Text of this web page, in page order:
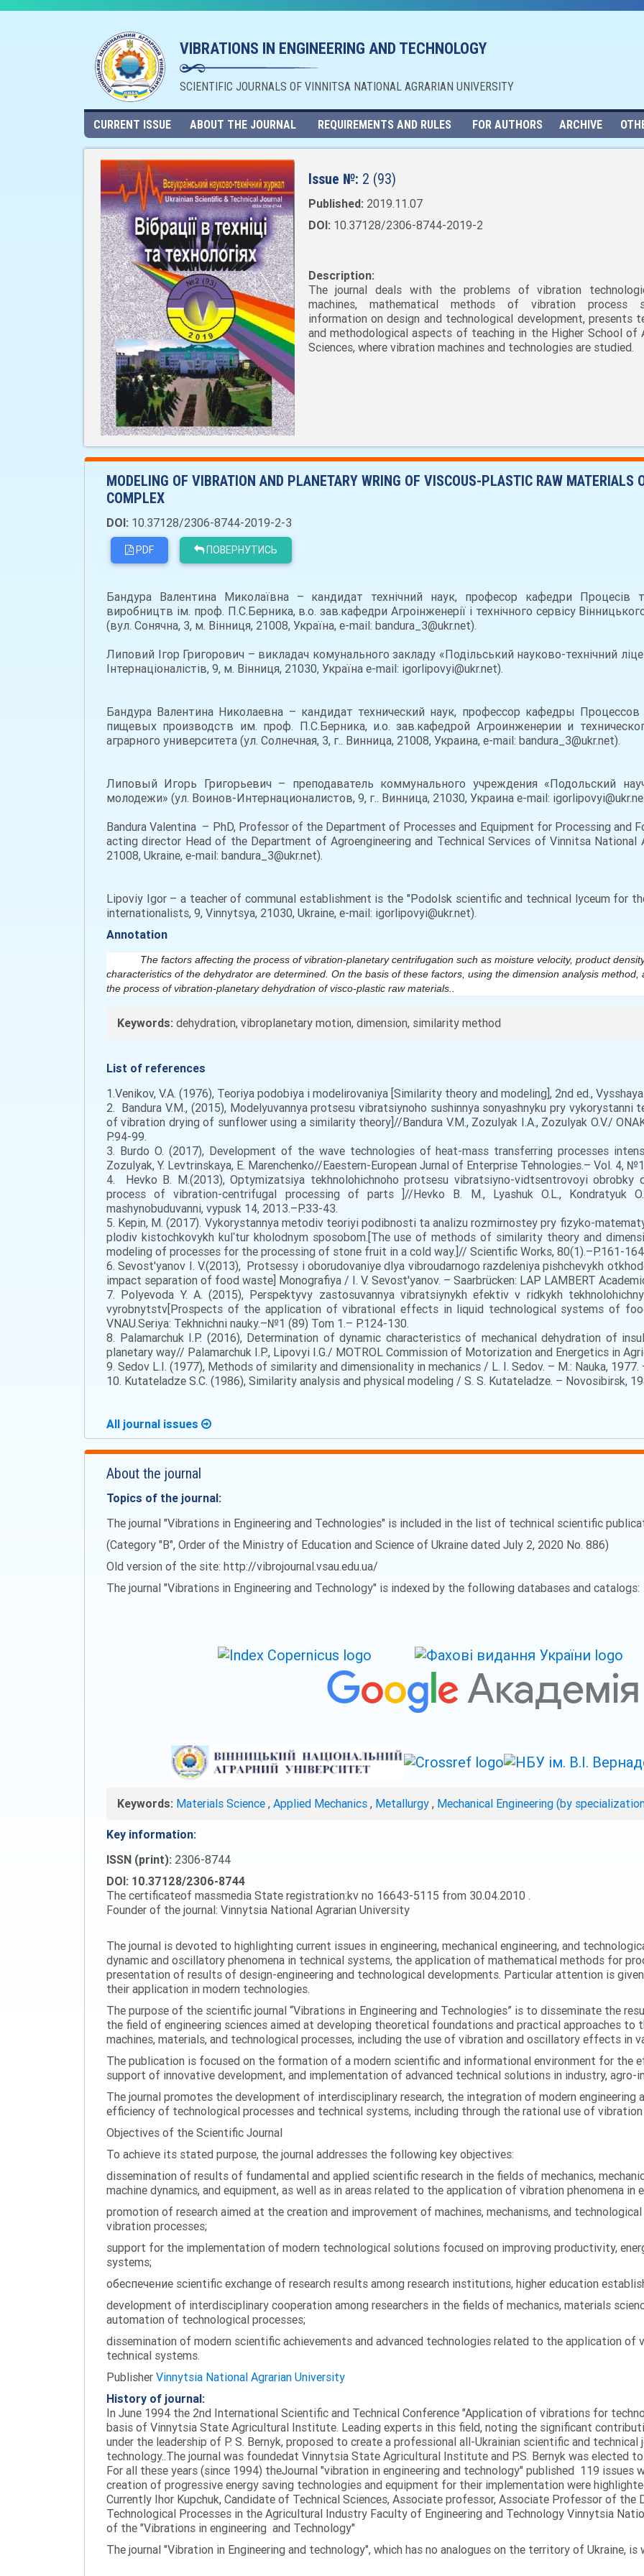
VIBRATIONS IN ENGINEERING AND TECHNOLOGY
SCIENTIFIC JOURNALS OF VINNITSA NATIONAL AGRARIAN UNIVERSITY
CURRENT ISSUE ABOUT THE JOURNAL REQUIREMENTS AND RULES FOR AUTHORS ARCHIVE
Issue №: 2 (93)
Published: 2019.11.07
DOI: 10.37128/2306-8744-2019-2
Description:
The journal deals with the problems of vibration
machines, mathematical methods of vibration process
information on design and technological development, presents
and methodological aspects of teaching in the Higher School of
Sciences, where vibration machines and technologies are studied.
MODELING OF VIBRATION AND PLANETARY WRING OF VISCOUS-PLASTIC RAW MATERIALS
COMPLEX
DOI: 10.37128/2306-8744-2019-2-3
PDF ПОВЕРНУТИСЬ
Бандура Валентина Миколаївна – кандидат технічний наук, професор кафедри Процесів
виробництв ім. проф. П.С.Берника, в.о. зав.кафедри Агроінженерії і технічного сервісу
(вул. Сонячна, 3, м. Вінниця, 21008, Україна, e-mail: bandura_3@ukr.net).
Липовий Ігор Григорович – викладач комунального закладу «Подільський науково-технічний
Інтернаціоналістів, 9, м. Вінниця, 21030, Україна e-mail: igorlipovyi@ukr.net).
Бандура Валентина Николаевна – кандидат технический наук, профессор кафедры
пищевых производств им. проф. П.С.Берника, и.о. зав.кафедрой Агроинженерии и
аграрного университета (ул. Солнечная, 3, г.. Винница, 21008, Украина, e-mail: bandura_3@ukr.net).
Липовый Игорь Григорьевич – преподаватель коммунального учреждения «Подольский
молодежи» (ул. Воинов-Интернационалистов, 9, г.. Винница, 21030, Украина e-mail:
Bandura Valentina – PhD, Professor of the Department of Processes and Equipment for Processing and
acting director Head of the Department of Agroengineering and Technical Services of Vinnitsa National
21008, Ukraine, e-mail: bandura_3@ukr.net).
Lipoviy Igor – a teacher of communal establishment is the "Podolsk scientific and technical lyceum for
internationalists, 9, Vinnytsya, 21030, Ukraine, e-mail: igorlipovyi@ukr.net).
Annotation
The factors affecting the process of vibration-planetary centrifugation such as moisture velocity, product
characteristics of the dehydrator are determined. On the basis of these factors, using the dimension analysis
the process of vibration-planetary dehydration of visco-plastic raw materials..
Keywords: dehydration, vibroplanetary motion, dimension, similarity method
List of references
1.Venikov, V.A. (1976), Teoriya podobiya i modelirovaniya [Similarity theory and modeling], 2nd ed.,
2. Bandura V.M., (2015), Modelyuvannya protsesu vibratsiynoho sushinnya sonyashnyku pry
of vibration drying of sunflower using a similarity theory]//Bandura V.M., Zozulyak I.A., Zozulyak O.V./
Р.94-99.
3. Burdo O. (2017), Development of the wave technologies of heat-mass transferring processes
Zozulyak, Y. Levtrinskaya, E. Marenchenko//Eaestern-European Jurnal of Enterprise Tehnologies.– Vol. 4,
4. Hevko B. M.(2013), Optymizatsiya tekhnolohichnoho protsesu vibratsiyno-vidtsentrovoyi
process of vibration-centrifugal processing of parts ]//Hevko B. M., Lyashuk O.L., Kondratyuk
mashynobuduvanni, vypusk 14, 2013.–P.33-43.
5. Kepin, M. (2017). Vykorystannya metodiv teoriyi podibnosti ta analizu rozmirnostey pry fizyko-
plodiv kistochkovykh kulʹtur kholodnym sposobom.[The use of methods of similarity theory and
modeling of processes for the processing of stone fruit in a cold way.]// Scientific Works, 80(1).–P.161-
6. Sevost'yanov I. V.(2013), Protsessy i oborudovaniye dlya vibroudarnogo razdeleniya pishchevykh
impact separation of food waste] Monografiya / I. V. Sevost'yanov. – Saarbrücken: LAP LAMBERT
7. Polyevoda Y. A. (2015), Perspektyvy zastosuvannya vibratsiynykh efektiv v ridkykh
vyrobnytstv[Prospects of the application of vibrational effects in liquid technological systems of
VNAU.Seriya: Tekhnichni nauky.–№1 (89) Tom 1.– Р.124-130.
8. Palamarchuk I.P. (2016), Determination of dynamic characteristics of mechanical dehydration of
planetary way// Palamarchuk I.P., Lipovyi I.G./ MOTROL Commission of Motorization and Energetics in
9. Sedov L.I. (1977), Methods of similarity and dimensionality in mechanics / L. I. Sedov. – M.: Nauka, 1977.
10. Kutateladze S.С. (1986), Similarity analysis and physical modeling / S. S. Kutateladze. – Novosibirsk,
All journal issues
About the journal
Topics of the journal:
The journal "Vibrations in Engineering and Technologies" is included in the list of technical scientific
(Category "B", Order of the Ministry of Education and Science of Ukraine dated July 2, 2020 No. 886)
Old version of the site: http://vibrojournal.vsau.edu.ua/
The journal "Vibrations in Engineering and Technology" is indexed by the following databases and catalogs:
Keywords: Materials Science , Applied Mechanics , Metallurgy , Mechanical Engineering (by
Key information:
ISSN (print): 2306-8744
DOI: 10.37128/2306-8744
The certificateof massmedia State registration:kv no 16643-5115 from 30.04.2010 .
Founder of the journal: Vinnytsia National Agrarian University
The journal is devoted to highlighting current issues in engineering, mechanical engineering, and
dynamic and oscillatory phenomena in technical systems, the application of mathematical methods for
presentation of results of design-engineering and technological developments. Particular attention is
their application in modern technologies.
The purpose of the scientific journal “Vibrations in Engineering and Technologies” is to disseminate the
the field of engineering sciences aimed at developing theoretical foundations and practical approaches to
machines, materials, and technological processes, including the use of vibration and oscillatory effects in
The publication is focused on the formation of a modern scientific and informational environment for the
support of innovative development, and implementation of advanced technical solutions in industry, agro-
The journal promotes the development of interdisciplinary research, the integration of modern engineering
efficiency of technological processes and technical systems, including through the rational use of vibration
Objectives of the Scientific Journal
To achieve its stated purpose, the journal addresses the following key objectives:
dissemination of results of fundamental and applied scientific research in the fields of mechanics,
machine dynamics, and equipment, as well as in areas related to the application of vibration phenomena in
promotion of research aimed at the creation and improvement of machines, mechanisms, and
vibration processes;
support for the implementation of modern technological solutions focused on improving productivity,
systems;
обеспечение scientific exchange of research results among research institutions, higher education
development of interdisciplinary cooperation among researchers in the fields of mechanics, materials
automation of technological processes;
dissemination of modern scientific achievements and advanced technologies related to the application of
technical systems.
Publisher Vinnytsia National Agrarian University
History of journal:
In June 1994 the 2nd International Scientific and Technical Conference "Application of vibrations for
basis of Vinnytsia State Agricultural Institute. Leading experts in this field, noting the significant
under the leadership of P. S. Bernyk, proposed to create a professional all-Ukrainian scientific and technical
technology..The journal was foundedat Vinnytsia State Agricultural Institute and P.S. Bernyk was elected
For all these years (since 1994) theJournal "vibration in engineering and technology" published 119
creation of progressive energy saving technologies and equipment for their implementation were
Currently Ihor Kupchuk, Candidate of Technical Sciences, Associate professor, Associate Professor of the
Technological Processes in the Agricultural Industry Faculty of Engineering and Technology Vinnytsia
of the "Vibrations in engineering and Technology"
The journal "Vibration in Engineering and technology", which has no analogues on the territory of Ukraine, is